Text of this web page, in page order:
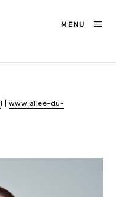
MENU
l | www.allee-du-